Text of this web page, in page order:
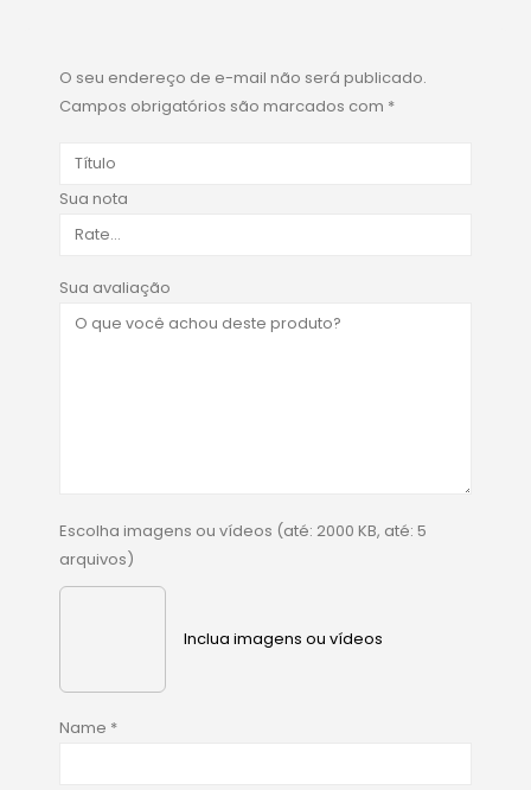
O seu endereço de e-mail não será publicado.
Campos obrigatórios são marcados com *
Sua nota
Sua avaliação
Escolha imagens ou vídeos (até: 2000 KB, até: 5
arquivos)
Inclua imagens ou vídeos
Name *